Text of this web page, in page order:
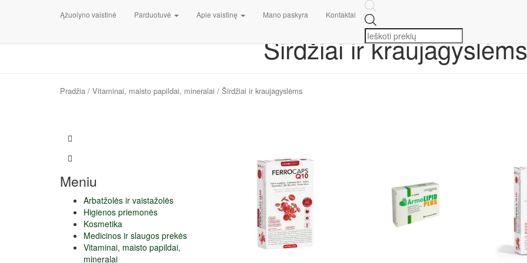
Ąžuolyno vaistinė Parduotuvė Apie vaistinę Mano paskyra Kontaktai
Širdžiai ir kraujagyslėms
Pradžia / Vitaminai, maisto papildai, mineralai / Širdžiai ir kraujagyslėms
Meniu
Arbatžolės ir vaistažolės
Higienos priemonės
Kosmetika
Medicinos ir slaugos prekės
Vitaminai, maisto papildai,
mineralai